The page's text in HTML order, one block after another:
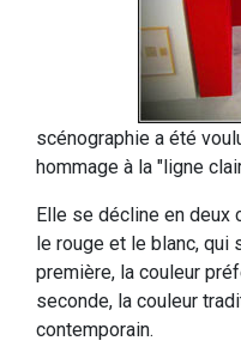
scénographie a été
hommage à la "ligne
Elle se décline en deux
le rouge et le blanc, qui
première, la couleur
seconde, la couleur
contemporain.